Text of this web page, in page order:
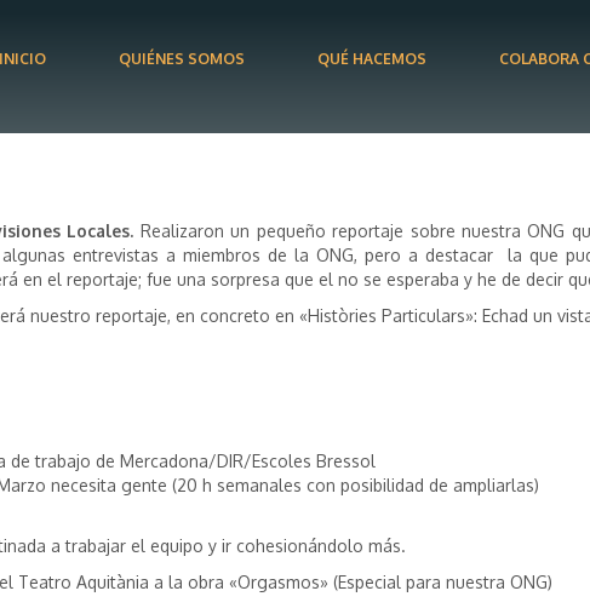
INICIO QUIÉNES SOMOS QUÉ HACEMOS COLABORA
Locales. Realizaron un pequeño reportaje sobre nuestra ONG
entrevistas a miembros de la ONG, pero a destacar la que
en el reportaje; fue una sorpresa que el no se esperaba y he de decir
nuestro reportaje, en concreto en «Històries Particulars»: Echad un
trabajo de Mercadona/DIR/Escoles Bressol
necesita gente (20 h semanales con posibilidad de ampliarlas)
a trabajar el equipo y ir cohesionándolo más.
Teatro Aquitània a la obra «Orgasmos» (Especial para nuestra ONG)